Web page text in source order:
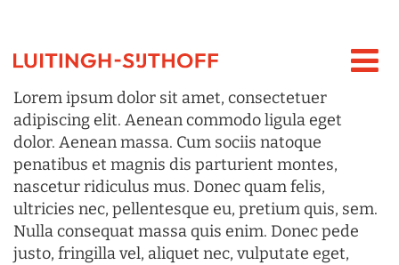
Lorem ipsum dolor sit amet, consectetuer
adipiscing elit. Aenean commodo ligula eget
dolor. Aenean massa. Cum sociis natoque
penatibus et magnis dis parturient montes,
nascetur ridiculus mus. Donec quam felis,
ultricies nec, pellentesque eu, pretium quis, sem.
Nulla consequat massa quis enim. Donec pede
justo, fringilla vel, aliquet nec, vulputate eget,